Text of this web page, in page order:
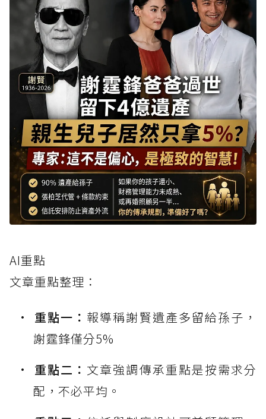
AI重點
文章重點整理：
重點一： 報導稱謝賢遺產多留給孫子，
謝霆鋒僅分5%
重點二： 文章強調傳承重點是按需求分
配，不必平均。